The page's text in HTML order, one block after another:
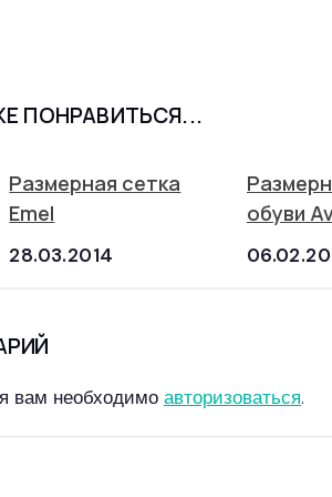
ПОНРАВИТЬСЯ...
Размерная сетка
Emel
28.03.2014
обуви
вам необходимо авторизоваться.